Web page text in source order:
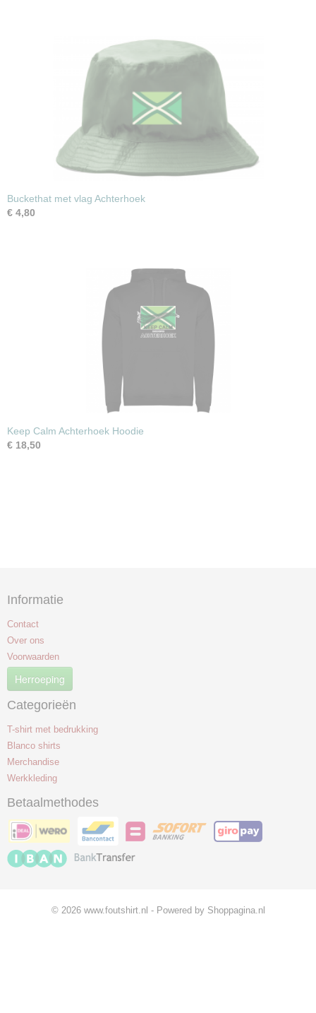
Buckethat met vlag Achterhoek
€ 4,80
Keep Calm Achterhoek Hoodie
€ 18,50
Informatie
Contact
Over ons
Voorwaarden
Herroeping
Categorieën
T-shirt met bedrukking
Blanco shirts
Merchandise
Werkkleding
Betaalmethodes
© 2026 www.foutshirt.nl - Powered by Shoppagina.nl